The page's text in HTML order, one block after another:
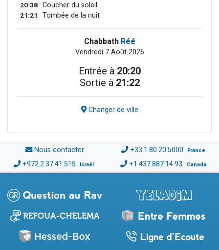
20:38 Coucher du soleil
21:21 Tombée de la nuit
Chabbath Réé
Vendredi 7 Août 2026
Entrée à 20:20
Sortie à 21:22
Changer de ville
Nous contacter +33.1.80.20.5000 France
+972.2.37.41.515 Israël +1.437.887.14.93 Canada